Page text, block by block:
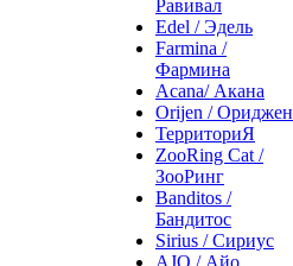
Равивал
Edel / Эдель
Farmina /
Фармина
Acana/ Акана
Orijen / Ориджен
ТерриториЯ
ZooRing Cat /
ЗооРинг
Banditos /
Бандитос
Sirius / Сириус
AJO / Айо